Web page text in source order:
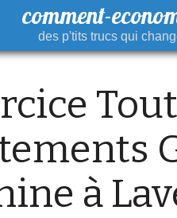
comment-
des p'tits trucs qui
à